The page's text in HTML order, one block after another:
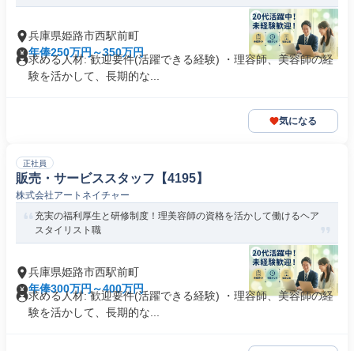
兵庫県姫路市西駅前町
年俸250万円～350万円
求める人材: 歓迎要件(活躍できる経験) ・理容師、美容師の経
験を活かして、長期的な...
気になる
正社員
販売・サービススタッフ【4195】
株式会社アートネイチャー
充実の福利厚生と研修制度！理美容師の資格を活かして働けるヘア
スタイリスト職
兵庫県姫路市西駅前町
年俸300万円～400万円
求める人材: 歓迎要件(活躍できる経験) ・理容師、美容師の経
験を活かして、長期的な...